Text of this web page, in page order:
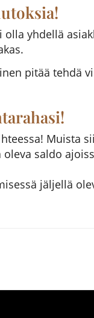
yhdellä
pitää tehdä
Muista
saldo
jäljellä